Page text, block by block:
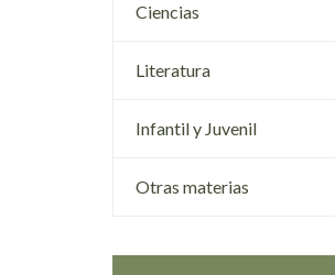
Ciencias
Literatura
Infantil y Juvenil
Otras materias